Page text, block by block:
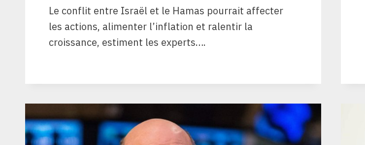
Le conflit entre Israël et le Hamas pourrait affecter
les actions, alimenter l’inflation et ralentir la
croissance, estiment les experts….